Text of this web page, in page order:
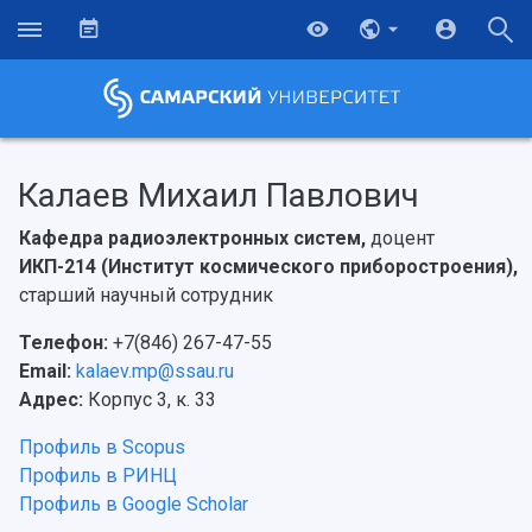
Калаев Михаил Павлович
Кафедра радиоэлектронных систем, доцент
ИКП-214 (Институт космического приборостроения),
старший научный сотрудник
Телефон: +7(846) 267-47-55
Email: kalaev.mp@ssau.ru
Адрес: Корпус 3, к. 33
Профиль в Scopus
Профиль в РИНЦ
Профиль в Google Scholar